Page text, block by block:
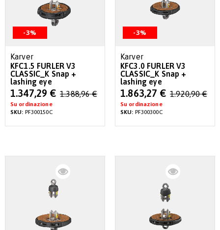
-3%
Karver
KFC1.5 FURLER V3
CLASSIC_K Snap +
lashing eye
Special
Price
1.347,29 € 1.388,96 €
Su ordinazione
SKU: PF300150C
-3%
Karver
KFC3.0 FURLER V3
CLASSIC_K Snap +
lashing eye
Special
Price
1.863,27 € 1.920,90 €
Su ordinazione
SKU: PF300300C